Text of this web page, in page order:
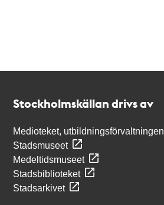
Stockholmskällan drivs av
Medioteket, utbildningsförvaltningen
Stadsmuseet
Medeltidsmuseet
Stadsbiblioteket
Stadsarkivet